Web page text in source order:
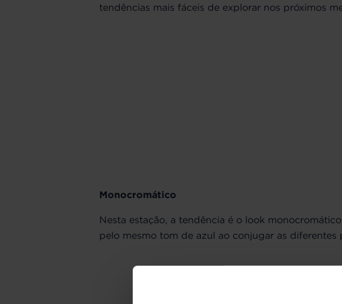
tendências mais fáceis de explorar nos próximos
Monocromático
Nesta estação, a tendência é o look
pelo mesmo tom de azul ao conjugar as